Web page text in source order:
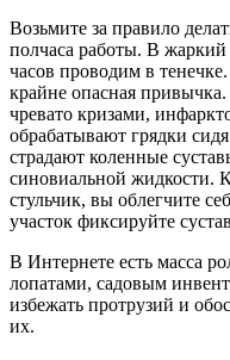
Возьмите за правило
полчаса работы. В жаркий
часов проводим в
крайне опасная
чревато кризами,
обрабатывают грядки
страдают коленные
синовиальной жидкости.
стульчик, вы облегчите
участок фиксируйте
В Интернете есть масса
лопатами, садовым
избежать протрузий и
их.